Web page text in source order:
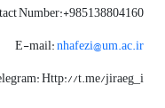
Number:+985138804160
E-mail:nhafezi@um.ac.ir
Http://t.me/jiraeg_i